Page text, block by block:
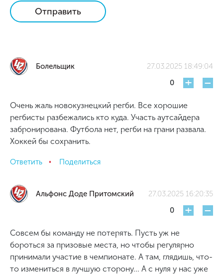
Отправить
Болельщик
27.03.2025 18:49:04
0
+ -
Очень жаль новокузнецкий регби. Все хорошие
регбисты разбежались кто куда. Участь аутсайдера
забронирована. Футбола нет, регби на грани развала.
Хоккей бы сохранить.
Ответить Поделиться
Альфонс Доде Притомский
27.03.2025 16:20:35
0
+ -
Совсем бы команду не потерять. Пусть уж не
бороться за призовые места, но чтобы регулярно
принимали участие в чемпионате. А там, глядишь, что-
то измениться в лучшую сторону... А с нуля у нас уже